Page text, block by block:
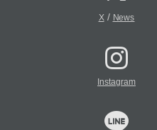
X/ News
Instagram